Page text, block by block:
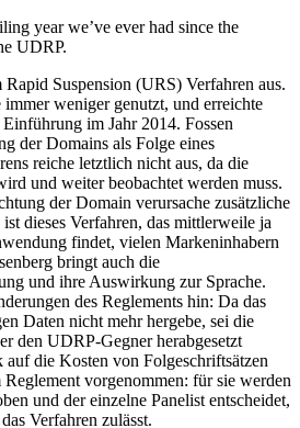
year we’ve ever had since the
UDRP.
Suspension (URS) Verfahren aus.
weniger genutzt, und erreichte
im Jahr 2014. Fossen
der Domains als Folge eines
reiche letztlich nicht aus, da die
und weiter beobachtet werden muss.
der Domain verursache zusätzliche
dieses Verfahren, das mittlerweile ja
findet, vielen Markeninhabern
bringt auch die
und ihre Auswirkung zur Sprache.
des Reglements hin: Da das
Daten nicht mehr hergebe, sei die
den UDRP-Gegner herabgesetzt
die Kosten von Folgeschriftsätzen
vorgenommen: für sie werden
und der einzelne Panelist entscheidet,
Verfahren zulässt.